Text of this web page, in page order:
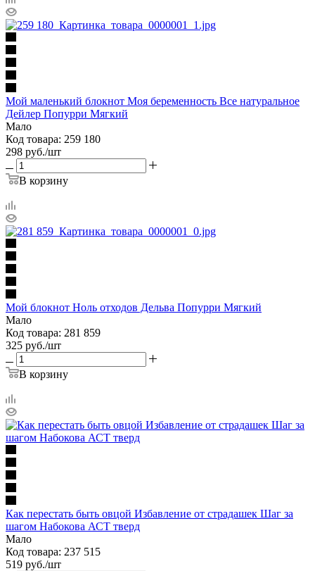
Мой маленький блокнот Моя беременность Все натуральное
Дейлер Попурри Мягкий
Мало
Код товара: 259 180
298 руб./шт
В корзину
Мой блокнот Ноль отходов Дельва Попурри Мягкий
Мало
Код товара: 281 859
325 руб./шт
В корзину
Как перестать быть овцой Избавление от страдашек Шаг за
шагом Набокова АСТ тверд
Мало
Код товара: 237 515
519 руб./шт